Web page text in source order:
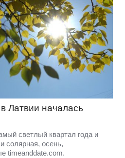
Латвии началась
светлый квартал года и
солярная, осень,
timeanddate.com.